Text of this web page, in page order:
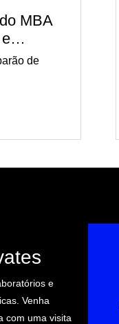
MBA
em
de
e
Venha
com uma visita